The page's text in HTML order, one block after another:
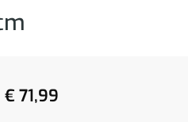
€ 71,99